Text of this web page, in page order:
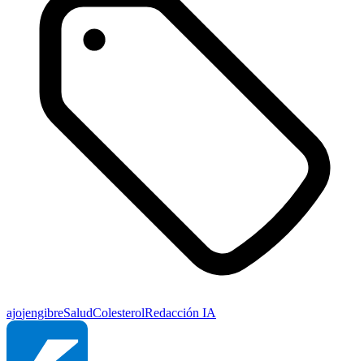
ajojengibreSaludColesterolRedacción IA